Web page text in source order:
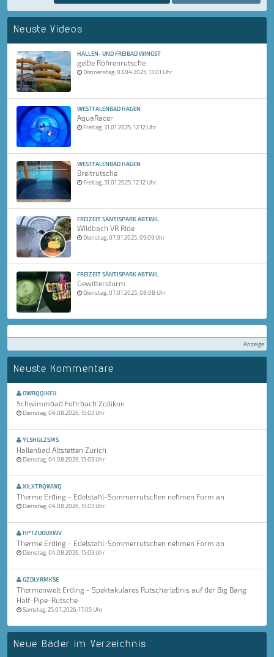
Neuste Videos
HALLEN- UND FREIBAD WINGST
gelbe Röhrenrutsche
Donnerstag, 03.04.2025, 13:01 Uhr
WESTFALENBAD HAGEN
AquaRacer
Freitag, 31.01.2025, 12:12 Uhr
WESTFALENBAD HAGEN
Breitrutsche
Freitag, 31.01.2025, 12:12 Uhr
FREIZEIT SÄNTISPARK ABTWIL
Wildbach VR Ride
Dienstag, 07.01.2025, 09:09 Uhr
FREIZEIT SÄNTISPARK ABTWIL
Gewittersturm
Dienstag, 07.01.2025, 08:08 Uhr
Anzeige
Neuste Kommentare
OWRQQIKFJJ
Schwimmbad Fohrbach Zollikon
Dienstag, 04.08.2026, 15:03 Uhr
YLSHGLZSMS
Hallenbad Altstetten Zürich
Dienstag, 04.08.2026, 15:03 Uhr
XJLXTRQWWQ
Therme Erding - Edelstahl-Sommerrutschen nehmen Form an
Dienstag, 04.08.2026, 15:03 Uhr
HPTZUOUXWV
Therme Erding - Edelstahl-Sommerrutschen nehmen Form an
Dienstag, 04.08.2026, 15:03 Uhr
GZDLYRMKSE
Thermenwelt Erding - Spektakuläres Rutscherlebnis auf der Big Bang
Half-Pipe-Rutsche
Samstag, 25.07.2026, 17:05 Uhr
Neue Bäder im Verzeichnis